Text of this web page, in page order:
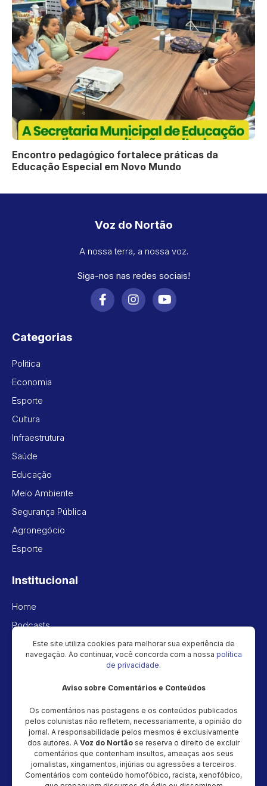
Encontro pedagógico fortalece práticas da
Educação Especial em Novo Mundo
Voz do Nortão
A nossa terra, a nossa voz.
Siga-nos nas redes sociais!
Categorias
Política
Economia
Esporte
Cultura
Infraestrutura
Saúde
Educação
Meio Ambiente
Segurança Pública
Agronegócio
Esporte
Institucional
Home
Podcasts
Vídeos
Política de privacidade
Newsletter
Cadastre seu e-mail e receba as novidades!
Cadastrar
Este site utiliza cookies para melhorar sua experiência de
navegação. Ao continuar, você concorda com a nossa política
de privacidade.
Aviso sobre Comentários e Conteúdos
Os comentários nas postagens e os conteúdos publicados
pelos colunistas não refletem, necessariamente, a opinião do
jornal. A responsabilidade pelos mesmos é exclusivamente
dos autores. A Voz do Nortão se reserva o direito de excluir
comentários que contenham insultos, ameaças aos seus
jornalistas, xingamentos, injúrias ou agressões a terceiros.
Comentários com conteúdo homofóbico, racista, xenofóbico,